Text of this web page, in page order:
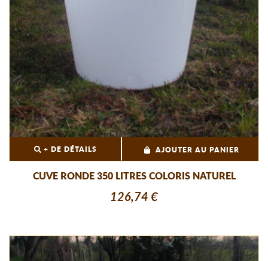
+ DE DÉTAILS AJOUTER AU PANIER
CUVE RONDE 350 LITRES COLORIS NATUREL
126,74 €